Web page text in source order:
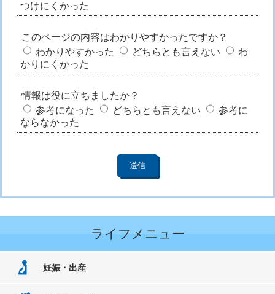
つけにくかった
このページの内容はわかりやすかったですか？
わかりやすかった
どちらとも言えない
わ
かりにくかった
情報は役に立ちましたか？
参考になった
どちらとも言えない
参考に
ならなかった
ライフメニュー
妊娠・出産